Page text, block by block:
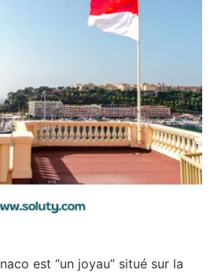
est “un joyau” situé sur la